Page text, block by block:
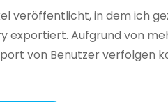
veröffentlicht, in dem ich
exportiert. Aufgrund von
von Benutzer verfolgen